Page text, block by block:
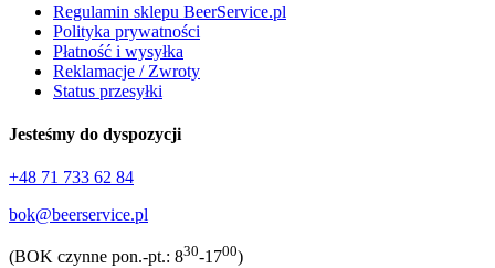
Regulamin sklepu BeerService.pl
Polityka prywatności
Płatność i wysyłka
Reklamacje / Zwroty
Status przesyłki
Jesteśmy do dyspozycji
+48 71 733 62 84
bok@beerservice.pl
(BOK czynne pon.-pt.: 830-1700)